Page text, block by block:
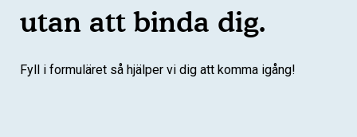
utan att binda dig.
Fyll i formuläret så hjälper vi dig att komma igång!